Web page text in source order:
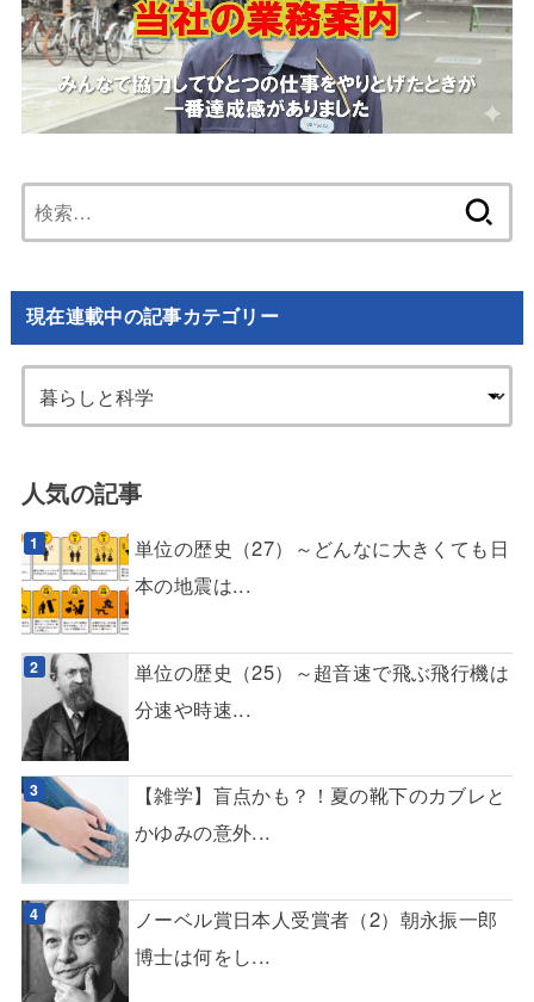
索:
現在連載中の記事カテゴリー
人気の記事
単位の歴史（27）～どんなに大きくても日
本の地震は...
単位の歴史（25）～超音速で飛ぶ飛行機は
分速や時速...
【雑学】盲点かも？！夏の靴下のカブレと
かゆみの意外...
ノーベル賞日本人受賞者（2）朝永振一郎
博士は何をし...